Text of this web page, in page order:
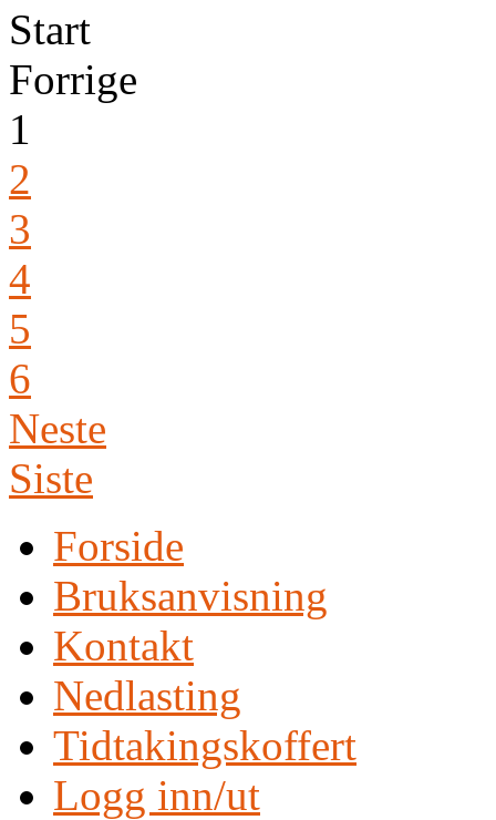
Start
Forrige
1
2
3
4
5
6
Neste
Siste
Forside
Bruksanvisning
Kontakt
Nedlasting
Tidtakingskoffert
Logg inn/ut